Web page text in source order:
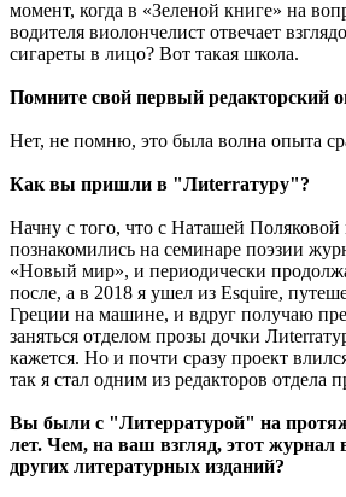
момент, когда в «Зеленой книге» на
водителя виолончелист отвечает
сигареты в лицо? Вот такая школа.
Помните свой первый редакторский
Нет, не помню, это была волна опыта
Как вы пришли в "Лиterraтуру"?
Начну с того, что с Наташей
познакомились на семинаре поэзии
«Новый мир», и периодически
после, а в 2018 я ушел из Esquire,
Греции на машине, и вдруг получаю
заняться отделом прозы дочки
кажется. Но и почти сразу проект
так я стал одним из редакторов отдела
Вы были с "Литерратурой" на
лет. Чем, на ваш взгляд, этот журнал
других литературных изданий?